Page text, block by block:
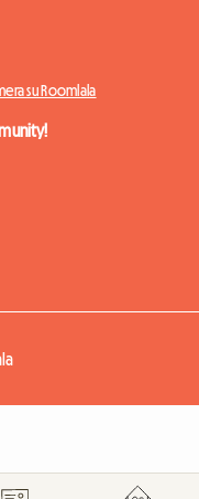
su Roomlala